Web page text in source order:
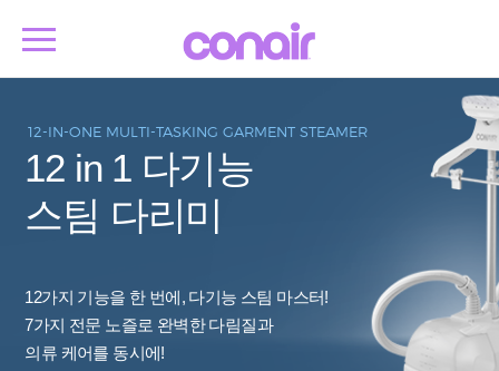
12-IN-ONE MULTI-TASKING GARMENT STEAMER
12 in 1 다기능
스팀 다리미
12가지 기능을 한 번에, 다기능 스팀 마스터!
7가지 전문 노즐로 완벽한 다림질과
의류 케어를 동시에!